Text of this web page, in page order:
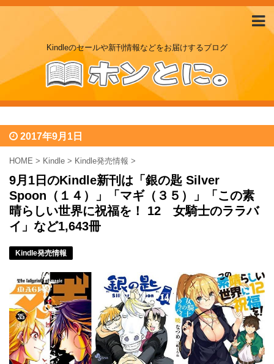
Kindleのセールや新刊情報などをお届けするブログ
2017年9月1日
HOME > Kindle > Kindle発売情報 >
9月1日のKindle新刊は「銀の匙 Silver
Spoon（１４）」「マギ（３５）」「この素
晴らしい世界に祝福を！ 12 女騎士のララバ
イ」など1,643冊
Kindle発売情報